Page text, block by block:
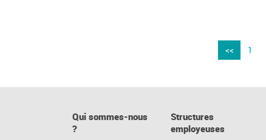
<< 1
Qui sommes-nous
?
Structures
employeuses